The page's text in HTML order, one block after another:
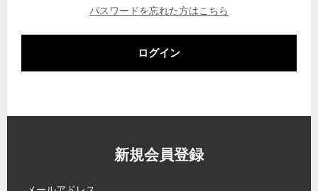
パスワードを忘れた方はこちら
ログイン
新規会員登録